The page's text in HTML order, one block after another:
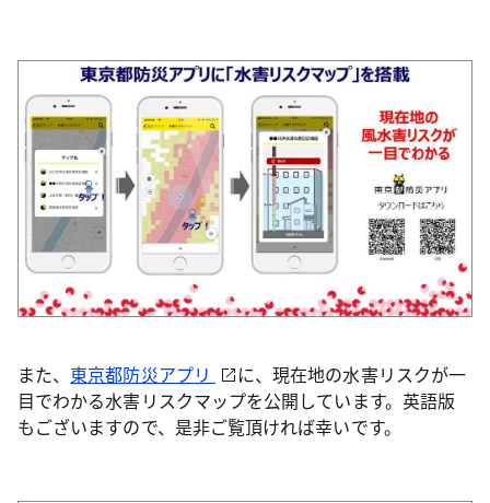
また、 東京都防災アプリ
に、現在地の水害リスクが一
目でわかる水害リスクマップを公開しています。英語版
もございますので、是非ご覧頂ければ幸いです。